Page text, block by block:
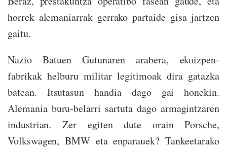
horrek alemaniarrak gerrako partaide gisa jartzen
gaitu.
Nazio Batuen Gutunaren arabera, ekoizpen-
fabrikak helburu militar legitimoak dira gatazka
batean. Itsutasun handia dago gai honekin.
Alemania buru-belarri sartuta dago armagintzaren
industrian. Zer egiten dute orain Porsche,
Volkswagen, BMW eta enparauek? Tankeetarako